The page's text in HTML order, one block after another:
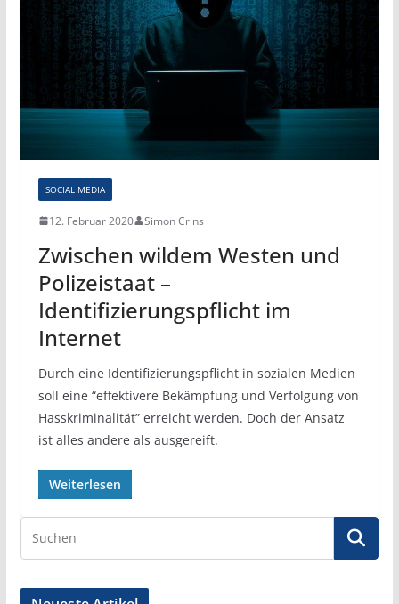
SOCIAL MEDIA
12. Februar 2020 Simon Crins
Zwischen wildem Westen und
Polizeistaat –
Identifizierungspflicht im
Internet
Durch eine Identifizierungspflicht in sozialen Medien
soll eine “effektivere Bekämpfung und Verfolgung von
Hasskriminalität” erreicht werden. Doch der Ansatz
ist alles andere als ausgereift.
Weiterlesen